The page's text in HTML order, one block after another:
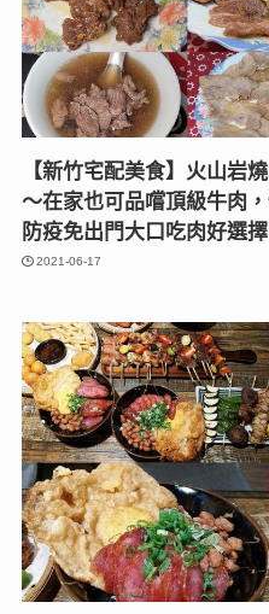
【新竹宅配美食】火山岩
〜在家也可品嚐頂級牛肉
防疫免出門大口吃肉好選擇
2021-06-17